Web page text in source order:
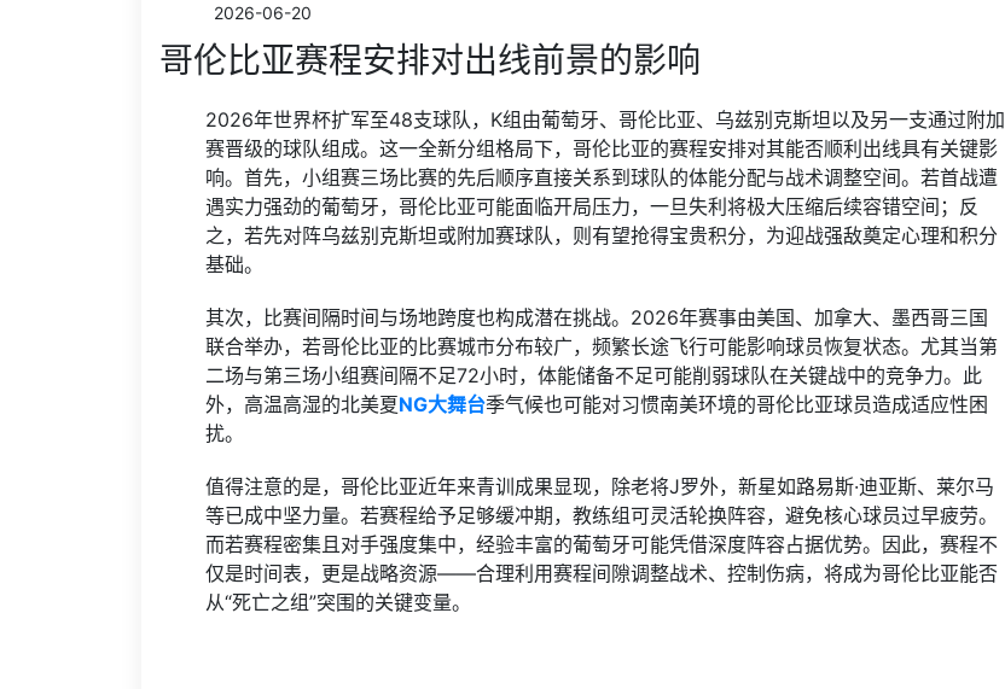
2026-06-20
哥伦比亚赛程安排对出线前景的影响
2026年世界杯扩军至48支球队，K组由葡萄牙、哥伦比亚、乌兹别克斯坦以及另一支通过附加
赛晋级的球队组成。这一全新分组格局下，哥伦比亚的赛程安排对其能否顺利出线具有关键影
响。首先，小组赛三场比赛的先后顺序直接关系到球队的体能分配与战术调整空间。若首战遭
遇实力强劲的葡萄牙，哥伦比亚可能面临开局压力，一旦失利将极大压缩后续容错空间；反
之，若先对阵乌兹别克斯坦或附加赛球队，则有望抢得宝贵积分，为迎战强敌奠定心理和积分
基础。
其次，比赛间隔时间与场地跨度也构成潜在挑战。2026年赛事由美国、加拿大、墨西哥三国
联合举办，若哥伦比亚的比赛城市分布较广，频繁长途飞行可能影响球员恢复状态。尤其当第
二场与第三场小组赛间隔不足72小时，体能储备不足可能削弱球队在关键战中的竞争力。此
外，高温高湿的北美夏NG大舞台季气候也可能对习惯南美环境的哥伦比亚球员造成适应性困
扰。
值得注意的是，哥伦比亚近年来青训成果显现，除老将J罗外，新星如路易斯·迪亚斯、莱尔马
等已成中坚力量。若赛程给予足够缓冲期，教练组可灵活轮换阵容，避免核心球员过早疲劳。
而若赛程密集且对手强度集中，经验丰富的葡萄牙可能凭借深度阵容占据优势。因此，赛程不
仅是时间表，更是战略资源——合理利用赛程间隙调整战术、控制伤病，将成为哥伦比亚能否
从“死亡之组”突围的关键变量。